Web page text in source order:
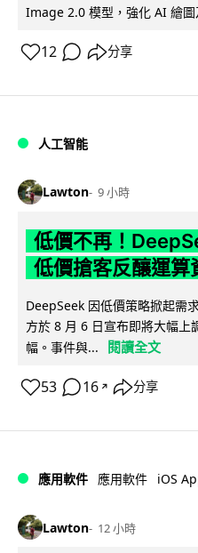
Image 2.0 模型，強化 AI 繪圖
12 分享
人工智能
Lawton 9 小時
低價不再！
低價搶客反釀運算
DeepSeek 因低價策略掀起需
方於 8 月 6 日宣布即將大幅上
幅。事件與...
閱讀全文
53 16 ↗ 分享
應用軟件 應用軟件 iOS
Lawton 12 小時